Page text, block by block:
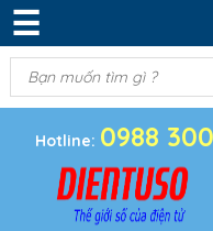
DANH MỤC SẢN PHẨM
KIM KHÍ
ĐIỆN TRỞ & TỤ ĐIỆN
BOARD PHÁT TRIỂN
MODULE CẢM BIẾN
LINH KIỆN KHÁC
☰
Hotline: 0988